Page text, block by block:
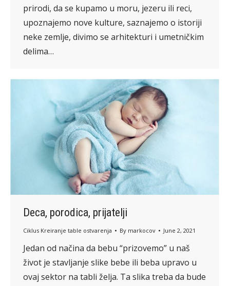
prirodi, da se kupamo u moru, jezeru ili reci,
upoznajemo nove kulture, saznajemo o istoriji
neke zemlje, divimo se arhitekturi i umetničkim
delima…
Deca, porodica, prijatelji
Ciklus Kreiranje table ostvarenja By markocov June 2, 2021
Jedan od načina da bebu “prizovemo” u naš
život je stavljanje slike bebe ili beba upravo u
ovaj sektor na tabli želja. Ta slika treba da bude